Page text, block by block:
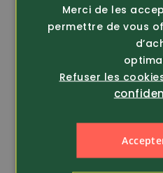
Pfanner
T-shirt Neck à zip
Merci de les
permettre de vous
Refuser les